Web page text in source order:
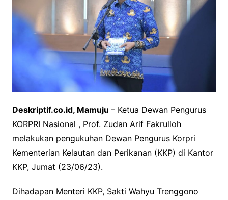
Deskriptif.co.id, Mamuju – Ketua Dewan Pengurus
KORPRI Nasional , Prof. Zudan Arif Fakrulloh
melakukan pengukuhan Dewan Pengurus Korpri
Kementerian Kelautan dan Perikanan (KKP) di Kantor
KKP, Jumat (23/06/23).
Dihadapan Menteri KKP, Sakti Wahyu Trenggono